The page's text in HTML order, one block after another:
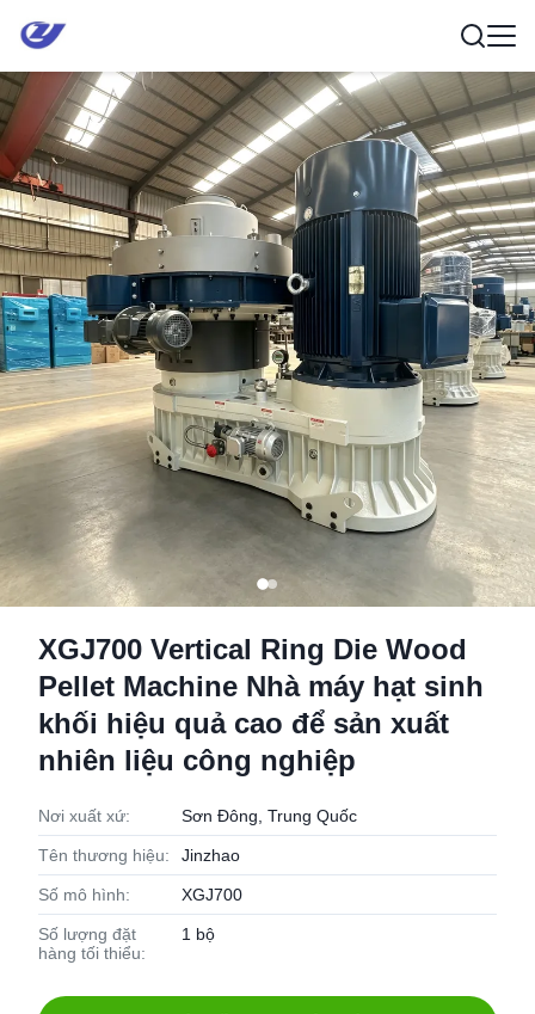
XGJ700 Vertical Ring Die Wood
Pellet Machine Nhà máy hạt sinh
khối hiệu quả cao để sản xuất
nhiên liệu công nghiệp
Nơi xuất xứ: Sơn Đông, Trung Quốc
Tên thương hiệu: Jinzhao
Số mô hình: XGJ700
Số lượng đặt
hàng tối thiểu:
1 bộ